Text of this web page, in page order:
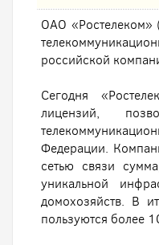
ОАО «Ростелеком»
российской
Сегодня
лицензий,
Федерации.
сетью связи
уникальной
домохозяйств. В
пользуются более